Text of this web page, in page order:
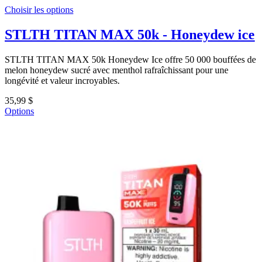
Choisir les options
STLTH TITAN MAX 50k - Honeydew ice
STLTH TITAN MAX 50k Honeydew Ice offre 50 000 bouffées de
melon honeydew sucré avec menthol rafraîchissant pour une
longévité et valeur incroyables.
35,99 $
Options